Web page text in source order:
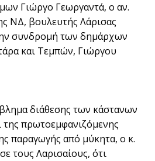
Γιώργο Γεωργαντά, ο αν.
ΝΔ, βουλευτής Λάρισας
συνδρομή των δημάρχων
και Τεμπών, Γιώργου
διάθεσης των κάστανων
της πρωτοεμφανιζόμενης
παραγωγής από μύκητα, ο κ.
τους Λαρισαίους, ότι